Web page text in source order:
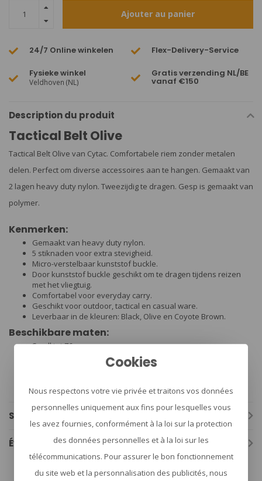
Ajouter au panier
24/7 Online winkelen Flex-Delivery-Service
Fysieke winkel
Veldhoven (NL)
Gratis verzending NL/BE
vanaf €150
Description du produit
Tactical Belt Olive
Tactical Belt Olive van Cytac. Comfortabele riem zonder metalen
delen. Perfect om diverse accessoires aan te hangen. Gemaakt van
2 lagen heavy duty nylon. Tweezijdig te dragen. Gesp is gemaakt van
polymer.
Kenmerken:
Gemaakt van heavy duty nylon.
5 stiknaden voor extra stevigheid.
Micro-verstelbaar kunststof buckle.
Door kunststof buckle geschikt om te dragen tijdens reizen
met het vliegtuig.
Comfortabel voor everyday carry.
Geschikt voor outdoor, tactical en casual ware.
Leverbaar in de kleuren: Black, Olive en Coyote Brown.
Beschikbare maten:
Small tot 76 cm
XXLarge tot 117 cm
Spécifications
Évaluations
Cookies
Nous respectons votre vie privée et traitons vos données
personnelles uniquement aux fins pour lesquelles vous
les avez fournies, conformément à la loi sur la protection
des données personnelles et à la loi sur les
télécommunications. Pour assurer le bon fonctionnement
du site web et la personnalisation des publicités, nous